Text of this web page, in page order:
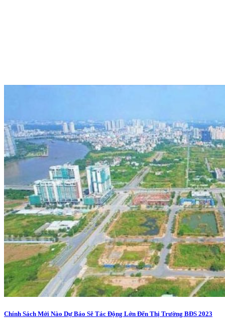
Chính Sách Mới Nào Dự Báo Sẽ Tác Động Lớn Đến Thị Trường BĐS 2023